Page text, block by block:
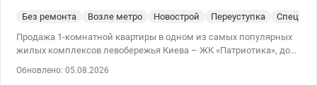
Без ремонта Возле метро Новострой Переуступка
Продажа 1-комнатной квартиры в одном из самых популярных
жилых комплексов левобережья Киева – ЖК «Патриотика», дом
дома. Общая площадь - 46,23 кв.м., жилая площадь 21,95 кв.м.,
Обновлено: 05.08.2026